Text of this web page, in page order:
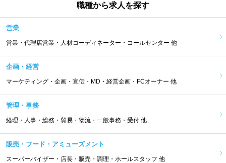
職種から求人を探す
営業
営業・代理店営業・人材コーディネーター・コールセンター 他
企画・経営
マーケティング・企画・宣伝・MD・経営企画・FCオーナー 他
管理・事務
経理・人事・総務・貿易・物流・一般事務・受付 他
販売・フード・アミューズメント
スーパーバイザー・店長・販売・調理・ホールスタッフ 他